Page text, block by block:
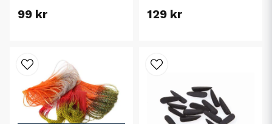
99 kr 129 kr